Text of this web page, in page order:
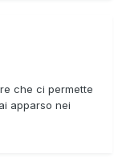
che ci permette
apparso nei